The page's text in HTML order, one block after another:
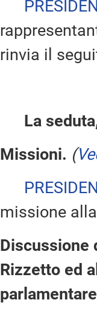
rinvia il
La
Missioni. (
missione
Discussione
Rizzetto ed